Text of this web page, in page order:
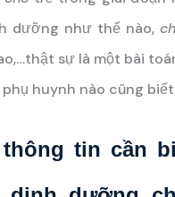
dưỡng như thế nào,
sự là một bài
huynh nào cũng
tin cần